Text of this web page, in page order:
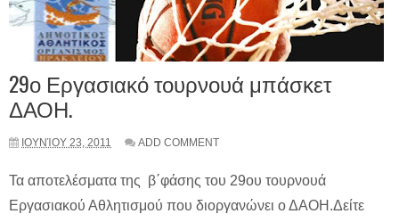
29ο Εργασιακό τουρνουά μπάσκετ
ΔΑΟΗ.
ΙΟΥΝΊΟΥ 23, 2011 ADD COMMENT
Τα αποτελέσματα της β΄φάσης του 29ου τουρνουά
Εργασιακού Αθλητισμού που διοργανώνει ο ΔΑΟΗ.Δείτε